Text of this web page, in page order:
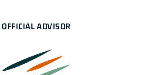
OFFICIAL ADVISOR